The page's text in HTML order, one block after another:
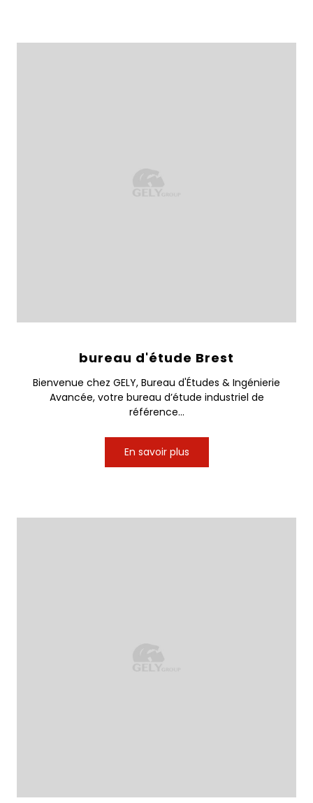
bureau d'étude Brest
Bienvenue chez GELY, Bureau d'Études & Ingénierie
Avancée, votre bureau d’étude industriel de
référence...
En savoir plus